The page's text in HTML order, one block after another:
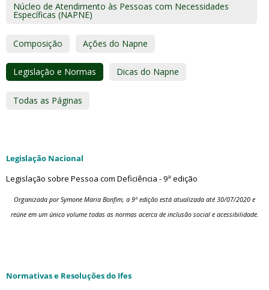
Núcleo de Atendimento às Pessoas com Necessidades
Específicas (NAPNE)
Composição Ações do Napne
Legislação e Normas Dicas do Napne
Todas as Páginas
Legislação Nacional
Legislação sobre Pessoa com Deficiência - 9ª edição
Organizada por Symone Maria Bonfim, a 9ª edição está atualizada até 30/07/2020 e
reúne em um único volume todas as normas acerca de inclusão social e acessibilidade.
Normativas e Resoluções do Ifes